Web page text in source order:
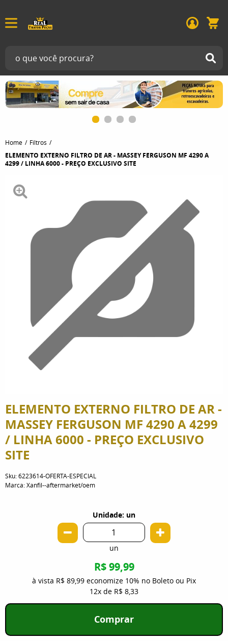
Home Filtros
ELEMENTO EXTERNO FILTRO DE AR - MASSEY FERGUSON MF 4290 A
4299 / LINHA 6000 - PREÇO EXCLUSIVO SITE
ELEMENTO EXTERNO FILTRO DE AR -
MASSEY FERGUSON MF 4290 A 4299
/ LINHA 6000 - PREÇO EXCLUSIVO
SITE
Sku:6223614-OFERTA-ESPECIAL
Marca:Xanfil--aftermarket/oem
Unidade: un
un
R$ 99,99
à vista R$ 89,99 economize 10% no Boleto ou Pix
12x de R$ 8,33
Comprar